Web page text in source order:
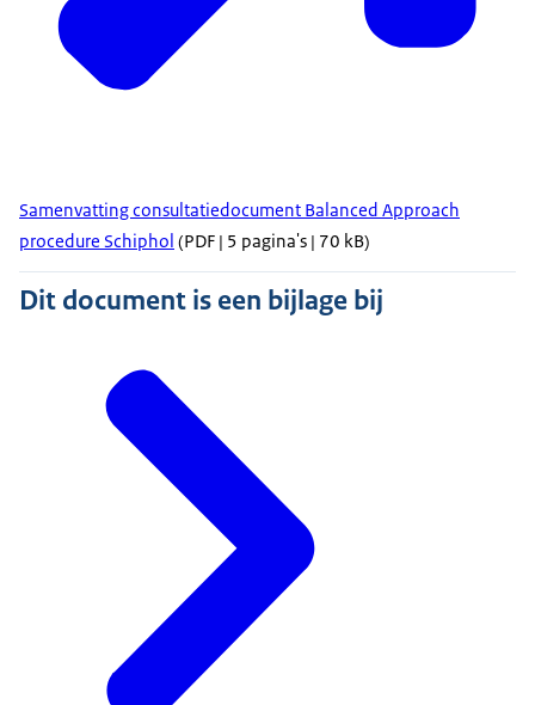
Samenvatting consultatiedocument Balanced Approach
procedure Schiphol (PDF | 5 pagina's | 70 kB)
Dit document is een bijlage bij